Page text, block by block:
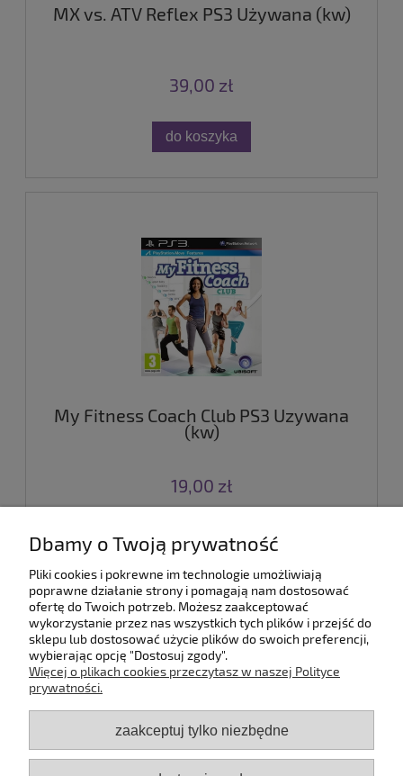
MX vs. ATV Reflex PS3 Używana (kw)
39,00 zł
do koszyka
My Fitness Coach Club PS3 Uzywana
(kw)
19,00 zł
do koszyka
« 1 2 3 4 5 »
Pomoc
Moje konto
Dbamy o Twoją prywatność
Pliki cookies i pokrewne im technologie umożliwiają
poprawne działanie strony i pomagają nam dostosować
ofertę do Twoich potrzeb. Możesz zaakceptować
wykorzystanie przez nas wszystkich tych plików i przejść do
sklepu lub dostosować użycie plików do swoich preferencji,
wybierając opcję "Dostosuj zgody".
Więcej o plikach cookies przeczytasz w naszej Polityce
prywatności.
zaakceptuj tylko niezbędne